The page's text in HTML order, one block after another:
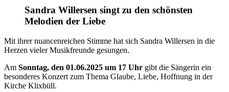
Sandra Willersen singt zu den schönsten
Melodien der Liebe
Mit ihrer nuancenreichen Stimme hat sich Sandra Willersen in die
Herzen vieler Musikfreunde gesungen.
Am Sonntag, den 01.06.2025 um 17 Uhr gibt die Sängerin ein
besonderes Konzert zum Thema Glaube, Liebe, Hoffnung in der
Kirche Klixbüll.